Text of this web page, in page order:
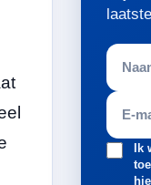
Ik